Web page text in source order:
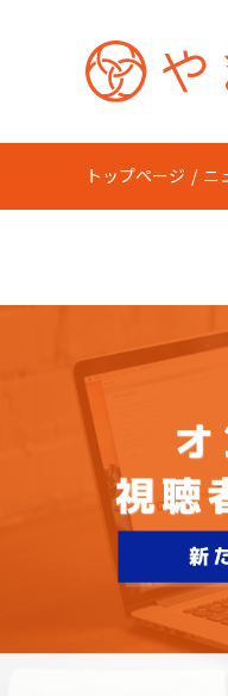
トップページ ニ